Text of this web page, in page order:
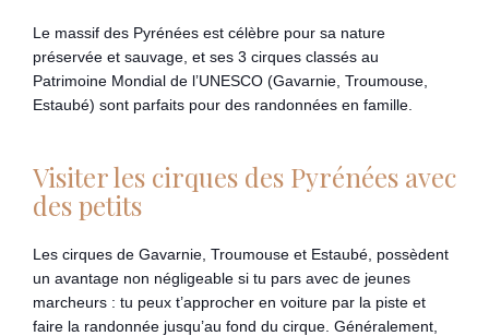
Le massif des Pyrénées est célèbre pour sa nature
préservée et sauvage, et ses 3 cirques classés au
Patrimoine Mondial de l’UNESCO (Gavarnie, Troumouse,
Estaubé) sont parfaits pour des randonnées en famille.
Visiter les cirques des Pyrénées avec
des petits
Les cirques de Gavarnie, Troumouse et Estaubé, possèdent
un avantage non négligeable si tu pars avec de jeunes
marcheurs : tu peux t’approcher en voiture par la piste et
faire la randonnée jusqu’au fond du cirque. Généralement,